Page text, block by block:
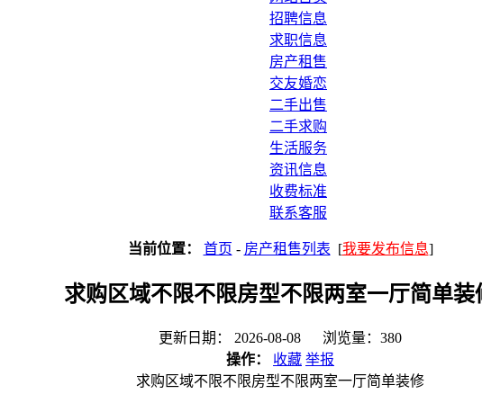
招聘信息
求职信息
房产租售
交友婚恋
二手出售
二手求购
生活服务
资讯信息
收费标准
联系客服
当前位置： 首页 - 房产租售列表 [我要发布信息]
求购区域不限不限房型不限两室一厅简单装
更新日期： 2026-08-08 浏览量：380
操作：
收藏 举报
求购区域不限不限房型不限两室一厅简单装修